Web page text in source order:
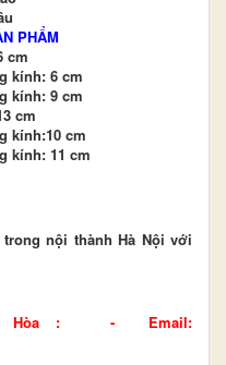
PHẨM
cm
kính: 6 cm
kính: 9 cm
cm
kính:10 cm
kính: 11 cm
nội thành Hà Nội với
Mr Hòa : - Email: